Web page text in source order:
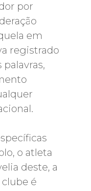
por
em
registrado
o atleta
deste, a
clube é